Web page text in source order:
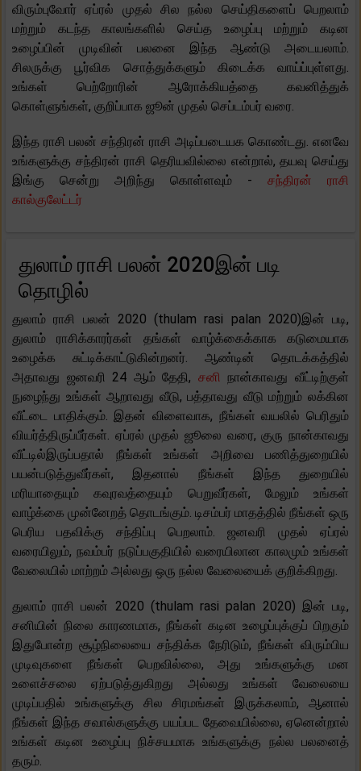
விரும்புவோர் ஏப்ரல் முதல் சில நல்ல செய்திகளைப் பெறலாம்
மற்றும் கடந்த காலங்களில் செய்த உழைப்பு மற்றும் கடின
உழைப்பின் முடிவின் பலனை இந்த ஆண்டு அடையலாம்.
சிலருக்கு பூர்விக சொத்துக்களும் கிடைக்க வாய்ப்புள்ளது.
உங்கள் பெற்றோரின் ஆரோக்கியத்தை கவனித்துக்
கொள்ளுங்கள், குறிப்பாக ஜூன் முதல் செப்டம்பர் வரை.
இந்த ராசி பலன் சந்திரன் ராசி அடிப்படையக கொண்டது. எனவே
உங்களுக்கு சந்திரன் ராசி தெரியவில்லை என்றால், தயவு செய்து
இங்கு சென்று அறிந்து கொள்ளவும் - சந்திரன் ராசி
கால்குலேட்டர்
துலாம் ராசி பலன் 2020இன் படி
தொழில்
துலாம் ராசி பலன் 2020 (thulam rasi palan 2020)இன் படி,
துலாம் ராசிக்காரர்கள் தங்கள் வாழ்க்கைக்காக கடுமையாக
உழைக்க சுட்டிக்காட்டுகின்றனர். ஆண்டின் தொடக்கத்தில்
அதாவது ஜனவரி 24 ஆம் தேதி, சனி நான்காவது வீட்டிற்குள்
நுழைந்து உங்கள் ஆறாவது வீடு, பத்தாவது வீடு மற்றும் லக்கின
வீட்டை பாதிக்கும். இதன் விளைவாக, நீங்கள் வயலில் பெரிதும்
வியர்த்திருப்பீர்கள். ஏப்ரல் முதல் ஜூலை வரை, குரு நான்காவது
வீட்டில்இருப்பதால் நீங்கள் உங்கள் அறிவை பணித்துறையில்
பயன்படுத்துவீர்கள், இதனால் நீங்கள் இந்த துறையில்
மரியாதையும் கவுரவத்தையும் பெறுவீர்கள், மேலும் உங்கள்
வாழ்க்கை முன்னேறத் தொடங்கும். டிசம்பர் மாதத்தில் நீங்கள் ஒரு
பெரிய பதவிக்கு சந்திப்பு பெறலாம். ஜனவரி முதல் ஏப்ரல்
வரையிலும், நவம்பர் நடுப்பகுதியில் வரையிலான காலமும் உங்கள்
வேலையில் மாற்றம் அல்லது ஒரு நல்ல வேலையைக் குறிக்கிறது.
துலாம் ராசி பலன் 2020 (thulam rasi palan 2020) இன் படி,
சனியின் நிலை காரணமாக, நீங்கள் கடின உழைப்புக்குப் பிறகும்
இதுபோன்ற சூழ்நிலையை சந்திக்க நேரிடும், நீங்கள் விரும்பிய
முடிவுகளை நீங்கள் பெறவில்லை, அது உங்களுக்கு மன
உளைச்சலை ஏற்படுத்துகிறது அல்லது உங்கள் வேலையை
முடிப்பதில் உங்களுக்கு சில சிரமங்கள் இருக்கலாம், ஆனால்
நீங்கள் இந்த சவால்களுக்கு பயப்பட தேவையில்லை, ஏனென்றால்
உங்கள் கடின உழைப்பு நிச்சயமாக உங்களுக்கு நல்ல பலனைத்
தரும்.